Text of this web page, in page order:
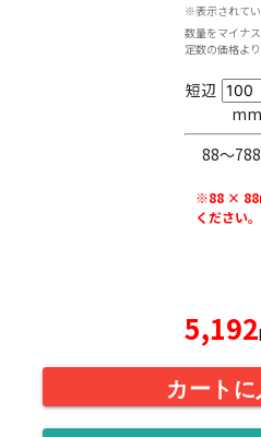
※表示されてい
数量をマイナ
定数の価格よ
短辺
mm
88〜
※88 ×
ください。
5,192
カートに